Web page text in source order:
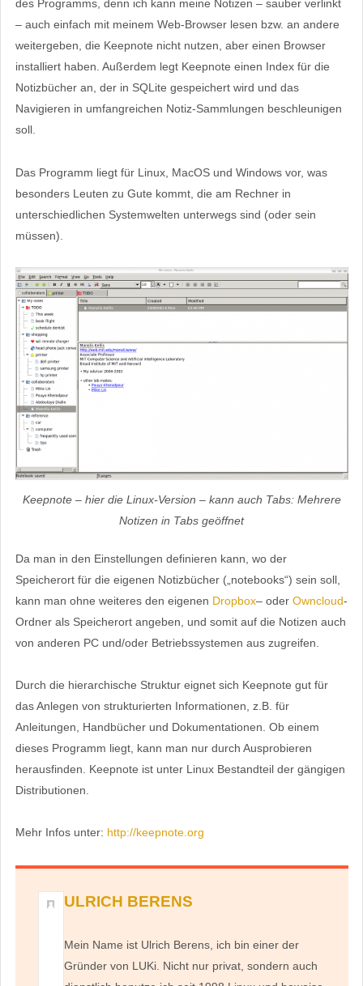
des Programms, denn ich kann meine Notizen – sauber verlinkt
– auch einfach mit meinem Web-Browser lesen bzw. an andere
weitergeben, die Keepnote nicht nutzen, aber einen Browser
installiert haben. Außerdem legt Keepnote einen Index für die
Notizbücher an, der in SQLite gespeichert wird und das
Navigieren in umfangreichen Notiz-Sammlungen beschleunigen
soll.
Das Programm liegt für Linux, MacOS und Windows vor, was
besonders Leuten zu Gute kommt, die am Rechner in
unterschiedlichen Systemwelten unterwegs sind (oder sein
müssen).
Keepnote – hier die Linux-Version – kann auch Tabs: Mehrere
Notizen in Tabs geöffnet
Da man in den Einstellungen definieren kann, wo der
Speicherort für die eigenen Notizbücher („notebooks“) sein soll,
kann man ohne weiteres den eigenen Dropbox– oder Owncloud-
Ordner als Speicherort angeben, und somit auf die Notizen auch
von anderen PC und/oder Betriebssystemen aus zugreifen.
Durch die hierarchische Struktur eignet sich Keepnote gut für
das Anlegen von strukturierten Informationen, z.B. für
Anleitungen, Handbücher und Dokumentationen. Ob einem
dieses Programm liegt, kann man nur durch Ausprobieren
herausfinden. Keepnote ist unter Linux Bestandteil der gängigen
Distributionen.
Mehr Infos unter: http://keepnote.org
ULRICH BERENS
Mein Name ist Ulrich Berens, ich bin einer der
Gründer von LUKi. Nicht nur privat, sondern auch